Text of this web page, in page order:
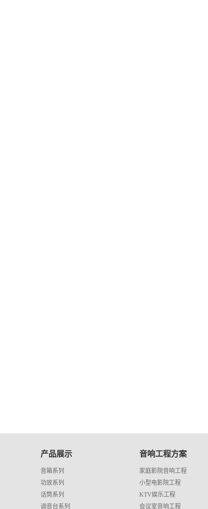
产品展示
音箱系列
功放系列
话筒系列
调音台系列
音响工程方案
家庭影院音响工程
小型电影院工程
KTV娱乐工程
会议室音响工程